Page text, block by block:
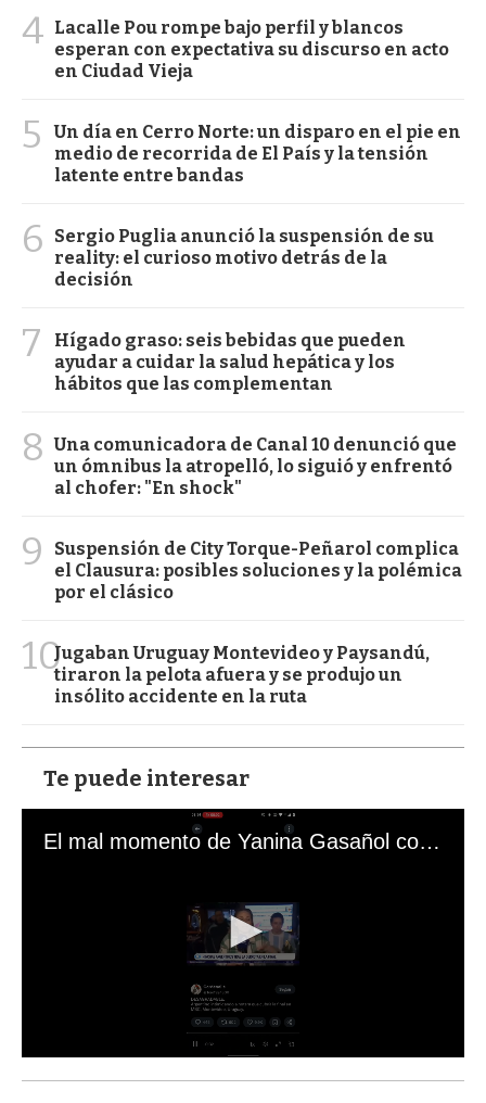
4 Lacalle Pou rompe bajo perfil y blancos
esperan con expectativa su discurso en acto
en Ciudad Vieja
5
Un día en Cerro Norte: un disparo en el pie en
medio de recorrida de El País y la tensión
latente entre bandas
6
Sergio Puglia anunció la suspensión de su
reality: el curioso motivo detrás de la
decisión
7
Hígado graso: seis bebidas que pueden
ayudar a cuidar la salud hepática y los
hábitos que las complementan
8 Una comunicadora de Canal 10 denunció que
un ómnibus la atropelló, lo siguió y enfrentó
al chofer: "En shock"
9
Suspensión de City Torque-Peñarol complica
el Clausura: posibles soluciones y la polémica
por el clásico
10Jugaban Uruguay Montevideo y Paysandú,
tiraron la pelota afuera y se produjo un
insólito accidente en la ruta
Te puede interesar
El mal momento de Yanina Gasañol con un hincha argentino en "Subrayado"
s